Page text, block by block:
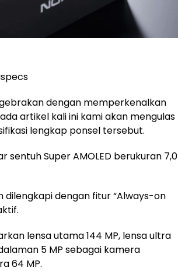
dengan memperkenalkan
artikel kali ini kami akan mengulas
lengkap ponsel tersebut.
sentuh Super AMOLED berukuran 7,0
dilengkapi dengan fitur “Always-on
lensa utama 144 MP, lensa ultra
5 MP sebagai kamera
64 MP.